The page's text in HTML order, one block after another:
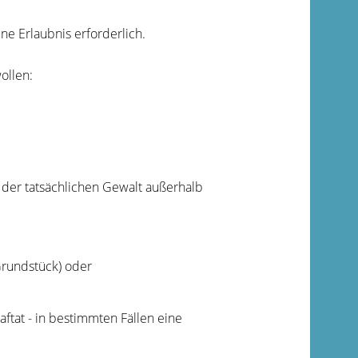
Erlaubnis erforderlich.
tatsächlichen Gewalt außerhalb
oder
- in bestimmten Fällen eine